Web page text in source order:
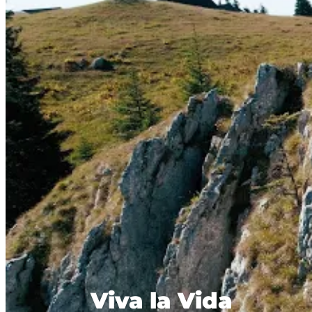
Viva la Vida